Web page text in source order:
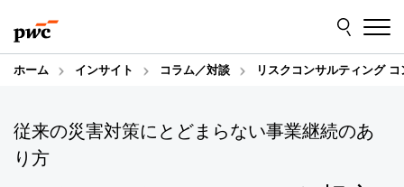
to
content
to
footer
ホーム インサイト コラム／対談 リスクコンサルティング
従来の災害対策にとどまらない事業継続のあ
り方